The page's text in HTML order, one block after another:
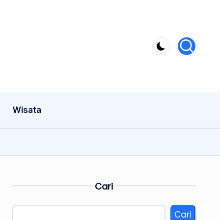
Wisata
Cari
Cari